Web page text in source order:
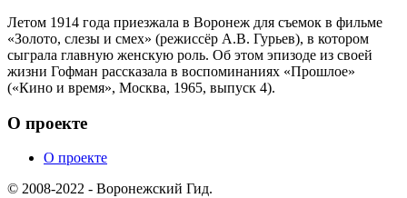
Летом 1914 года приезжала в Воронеж для съемок в фильме
«Золото, слезы и смех» (режиссёр А.В. Гурьев), в котором
сыграла главную женскую роль. Об этом эпизоде из своей
жизни Гофман рассказала в воспоминаниях «Прошлое»
(«Кино и время», Москва, 1965, выпуск 4).
О проекте
О проекте
© 2008-2022 - Воронежский Гид.